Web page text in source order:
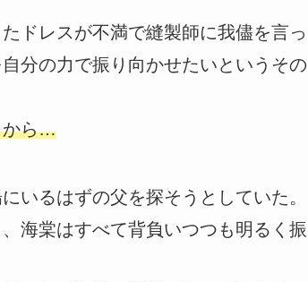
ドレスが不満で縫製師に我儘を言っ
分の力で振り向かせたいというその
から…
いるはずの父を探そうとしていた。
海棠はすべて背負いつつも明るく振